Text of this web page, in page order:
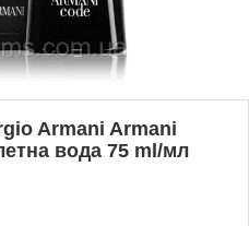
Armani Armani
вода 75 ml/мл